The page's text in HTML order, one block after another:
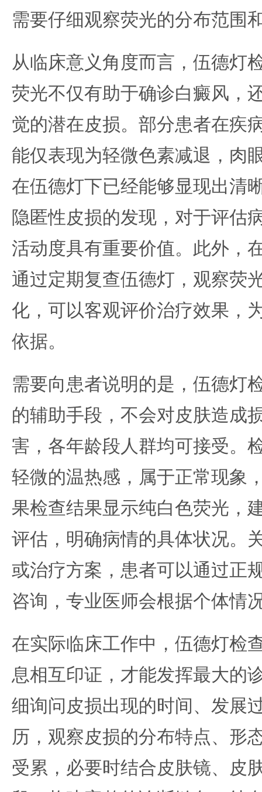
需要仔细观察荧光的分布范围
从临床意义角度而言，伍德灯
荧光不仅有助于确诊白癜风，
觉的潜在皮损。部分患者在疾
能仅表现为轻微色素减退，肉
在伍德灯下已经能够显现出清
隐匿性皮损的发现，对于评估
活动度具有重要价值。此外，
通过定期复查伍德灯，观察荧
化，可以客观评价治疗效果，
依据。
需要向患者说明的是，伍德灯
的辅助手段，不会对皮肤造成
害，各年龄段人群均可接受。
轻微的温热感，属于正常现象
果检查结果显示纯白色荧光，
评估，明确病情的具体状况。
或治疗方案，患者可以通过正
咨询，专业医师会根据个体情
在实际临床工作中，伍德灯检
息相互印证，才能发挥最大的
细询问皮损出现的时间、发展
历，观察皮损的分布特点、形
受累，必要时结合皮肤镜、皮